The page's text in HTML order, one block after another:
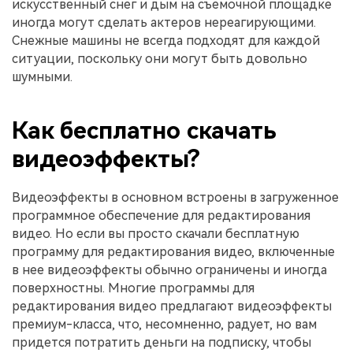
искусственный снег и дым на съемочной площадке
иногда могут сделать актеров нереагирующими.
Снежные машины не всегда подходят для каждой
ситуации, поскольку они могут быть довольно
шумными.
Как бесплатно скачать
видеоэффекты?
Видеоэффекты в основном встроены в загруженное
программное обеспечение для редактирования
видео. Но если вы просто скачали бесплатную
программу для редактирования видео, включенные
в нее видеоэффекты обычно ограничены и иногда
поверхностны. Многие программы для
редактирования видео предлагают видеоэффекты
премиум-класса, что, несомненно, радует, но вам
придется потратить деньги на подписку, чтобы